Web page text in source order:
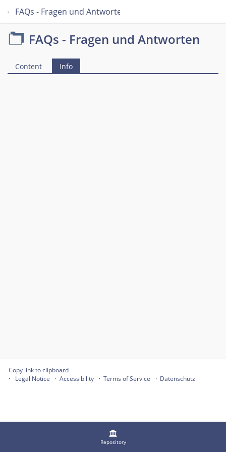
FAQs - Fragen und Antworten
Repository
FAQs - Fragen und Antworten
Content Info
Copy link to clipboard
Legal Notice
Accessibility Terms of Service Datenschutz